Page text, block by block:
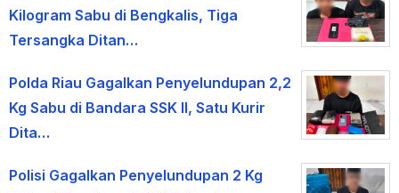
Kilogram Sabu di Bengkalis, Tiga
Tersangka Ditan…
Polda Riau Gagalkan Penyelundupan 2,2
Kg Sabu di Bandara SSK II, Satu Kurir
Dita…
Polisi Gagalkan Penyelundupan 2 Kg